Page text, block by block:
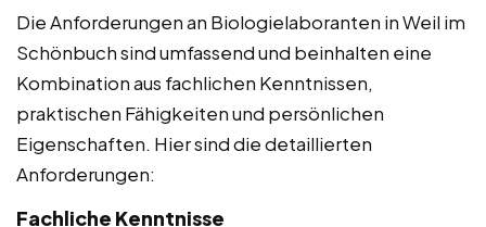
Die Anforderungen an Biologielaboranten in Weil im
Schönbuch sind umfassend und beinhalten eine
Kombination aus fachlichen Kenntnissen,
praktischen Fähigkeiten und persönlichen
Eigenschaften. Hier sind die detaillierten
Anforderungen:
Fachliche Kenntnisse